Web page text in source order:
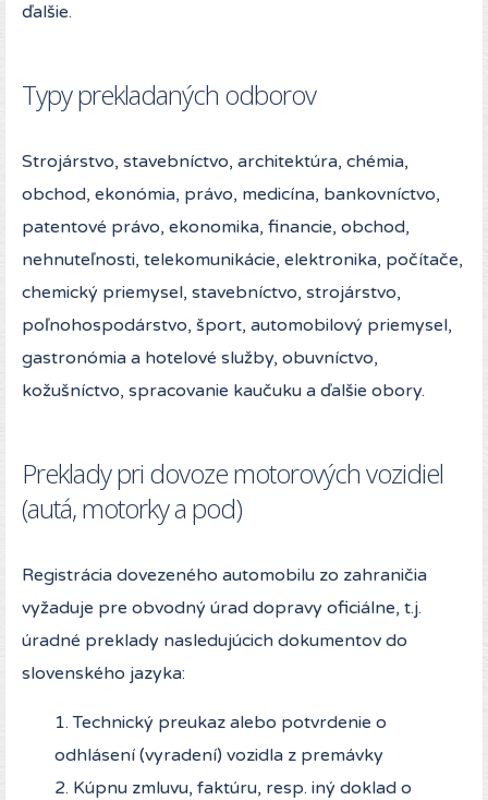
ďalšie.
Typy prekladaných odborov
Strojárstvo, stavebníctvo, architektúra, chémia,
obchod, ekonómia, právo, medicína, bankovníctvo,
patentové právo, ekonomika, financie, obchod,
nehnuteľnosti, telekomunikácie, elektronika, počítače,
chemický priemysel, stavebníctvo, strojárstvo,
poľnohospodárstvo, šport, automobilový priemysel,
gastronómia a hotelové služby, obuvníctvo,
kožušníctvo, spracovanie kaučuku a ďalšie obory.
Preklady pri dovoze motorových vozidiel
(autá, motorky a pod)
Registrácia dovezeného automobilu zo zahraničia
vyžaduje pre obvodný úrad dopravy oficiálne, t.j.
úradné preklady nasledujúcich dokumentov do
slovenského jazyka:
1. Technický preukaz alebo potvrdenie o
odhlásení (vyradení) vozidla z premávky
2. Kúpnu zmluvu, faktúru, resp. iný doklad o